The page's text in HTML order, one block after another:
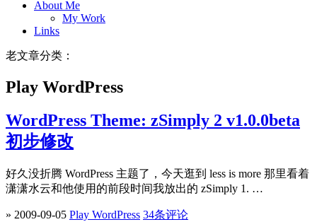
About Me
My Work
Links
老文章分类：
Play WordPress
WordPress Theme: zSimply 2 v1.0.0beta
初步修改
好久没折腾 WordPress 主题了，今天逛到 less is more 那里看着
潇潇水云和他使用的前段时间我放出的 zSimply 1. …
» 2009-09-05 Play WordPress 34条评论